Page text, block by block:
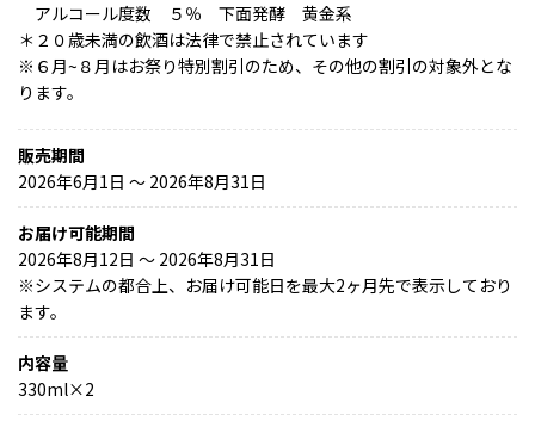
アルコール度数 ５％ 下面発酵 黄金系
＊２０歳未満の飲酒は法律で禁止されています
※６月~８月はお祭り特別割引のため、その他の割引の対象外とな
ります。
販売期間
2026年6月1日 〜 2026年8月31日
お届け可能期間
2026年8月12日 ～ 2026年8月31日
※システムの都合上、お届け可能日を最大2ヶ月先で表示しており
ます。
内容量
330ml×2